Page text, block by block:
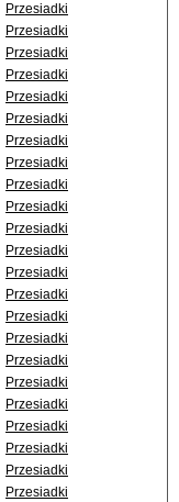
Przesiadki
Przesiadki
Przesiadki
Przesiadki
Przesiadki
Przesiadki
Przesiadki
Przesiadki
Przesiadki
Przesiadki
Przesiadki
Przesiadki
Przesiadki
Przesiadki
Przesiadki
Przesiadki
Przesiadki
Przesiadki
Przesiadki
Przesiadki
Przesiadki
Przesiadki
Przesiadki